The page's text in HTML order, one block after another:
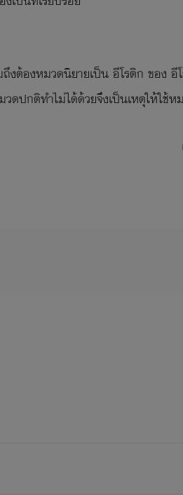
ถึงต้องหมวดนิยายเป็น อีโรติก ขอ
วดปกติทำไม่ได้ด้วยจึงเป็นเหตุให้ใ
ย!?)แล้วก็มอบพลังแล้วส่งไปเกิดให้